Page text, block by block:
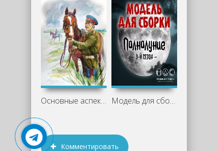
Основные аспекты романа «Казачий крест» Модель для сборки. Подкасты для
Комментировать